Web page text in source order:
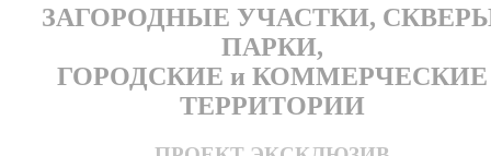
ЗАГОРОДНЫЕ УЧАСТКИ,
ПАРКИ,
ГОРОДСКИЕ и КОММЕРЧЕСКИЕ
ТЕРРИТОРИИ